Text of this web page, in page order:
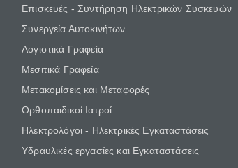
Επισκευές - Συντήρηση Ηλεκτρικών Συσκευών
Συνεργεία Αυτοκινήτων
Λογιστικά Γραφεία
Μεσιτικά Γραφεία
Μετακομίσεις και Μεταφορές
Ορθοπαιδικοί Ιατροί
Ηλεκτρολόγοι - Ηλεκτρικές Εγκαταστάσεις
Υδραυλικές εργασίες και Εγκαταστάσεις